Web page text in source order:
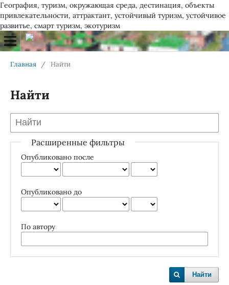
География, туризм, окружающая среда, дестинация, объекты
привлекательности, аттрактант, устойчивый туризм, устойчивое
развитье, смарт туризм, экотуризм
Главная / Найти
Найти
Расширенные фильтры
Опубликовано после
Опубликовано до
По автору
Найти